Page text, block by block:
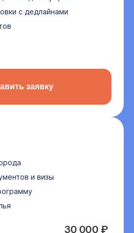
с дедлайнами
заявку
и визы
30 000 ₽